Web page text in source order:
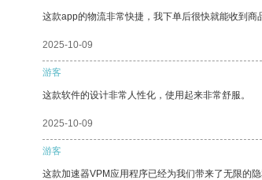
这款app的物流非常快捷，我下单后很快就能收到商
2025-10-09
游客
这款软件的设计非常人性化，使用起来非常舒服。
2025-10-09
游客
这款加速器VPM应用程序已经为我们带来了无限的隐